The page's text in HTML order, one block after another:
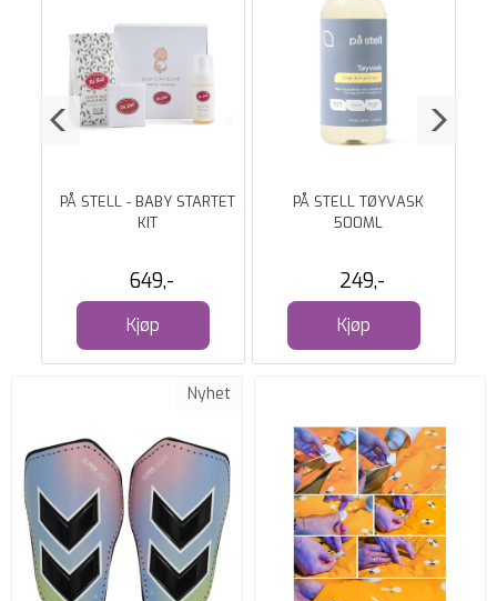
PÅ STELL - BABY STARTET
KIT
649,-
Kjøp
PÅ STELL TØYVASK
500ML
249,-
Kjøp
Nyhet